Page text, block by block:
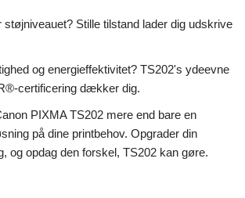
støjniveauet? Stille tilstand lader dig udskrive
og energieffektivitet? TS202's ydeevne
certificering dækker dig.
PIXMA TS202 mere end bare en
på dine printbehov. Opgrader din
og opdag den forskel, TS202 kan gøre.